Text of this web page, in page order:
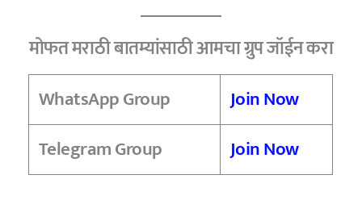
मोफत मराठी बातम्यांसाठी आमचा ग्रुप जॉईन करा
WhatsApp Group
Join Now
Telegram Group
Join Now